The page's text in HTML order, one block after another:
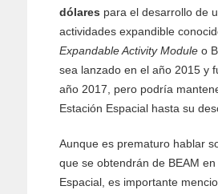
dólares para el desarrollo de
actividades expandible
Expandable Activity Module o
sea lanzado en el año 2015 y
año 2017, pero podría
Estación Espacial hasta su
Aunque es prematuro hablar
que se obtendrán de BEAM en
Espacial, es importante